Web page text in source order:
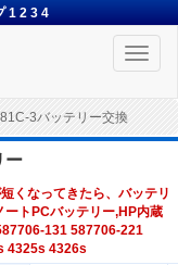
1 2 3 4
Toggle
3バッテリー交換
ー
くなってきたら、バッテリ
ートPCバッテリー,HP内蔵
131 587706-221
4325s 4326s